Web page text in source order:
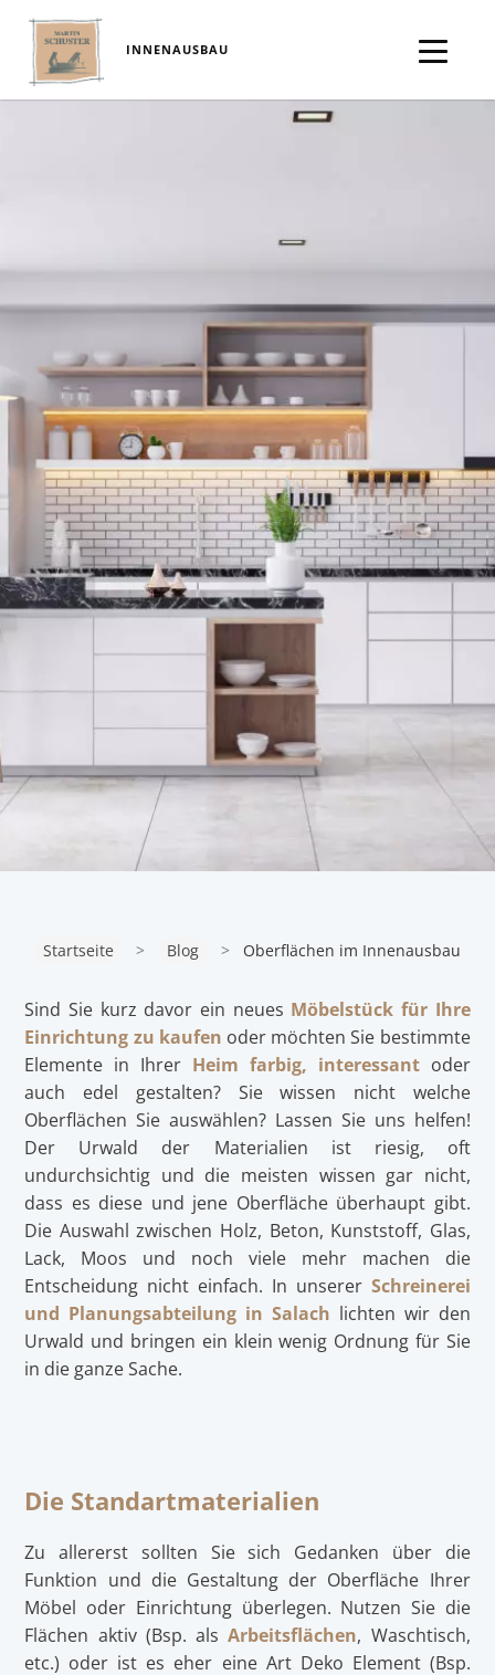
INNENAUSBAU
Startseite > Blog > Oberflächen im Innenausbau
Sind Sie kurz davor ein neues Möbelstück für Ihre
Einrichtung zu kaufen oder möchten Sie bestimmte
Elemente in Ihrer Heim farbig, interessantoder
auch edel gestalten? Sie wissen nicht welche
Oberflächen Sie auswählen? Lassen Sie uns helfen!
Der Urwald der Materialien ist riesig, oft
undurchsichtig und die meisten wissen gar nicht,
dass es diese und jene Oberfläche überhaupt gibt.
Die Auswahl zwischen Holz, Beton, Kunststoff, Glas,
Lack, Moos und noch viele mehr machen die
Entscheidung nicht einfach. In unserer Schreinerei
und Planungsabteilung in Salach lichten wir den
Urwald und bringen ein klein wenig Ordnung für Sie
in die ganze Sache.
Die Standartmaterialien
Zu allererst sollten Sie sich Gedanken über die
Funktion und die Gestaltung der Oberfläche Ihrer
Möbel oder Einrichtung überlegen. Nutzen Sie die
Flächen aktiv (Bsp. alsArbeitsflächen, Waschtisch,
etc.) oder ist es eher eine Art Deko Element (Bsp.